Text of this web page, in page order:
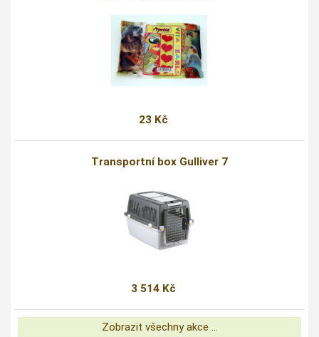
23 Kč
Transportní box Gulliver 7
3 514 Kč
Zobrazit všechny akce ...